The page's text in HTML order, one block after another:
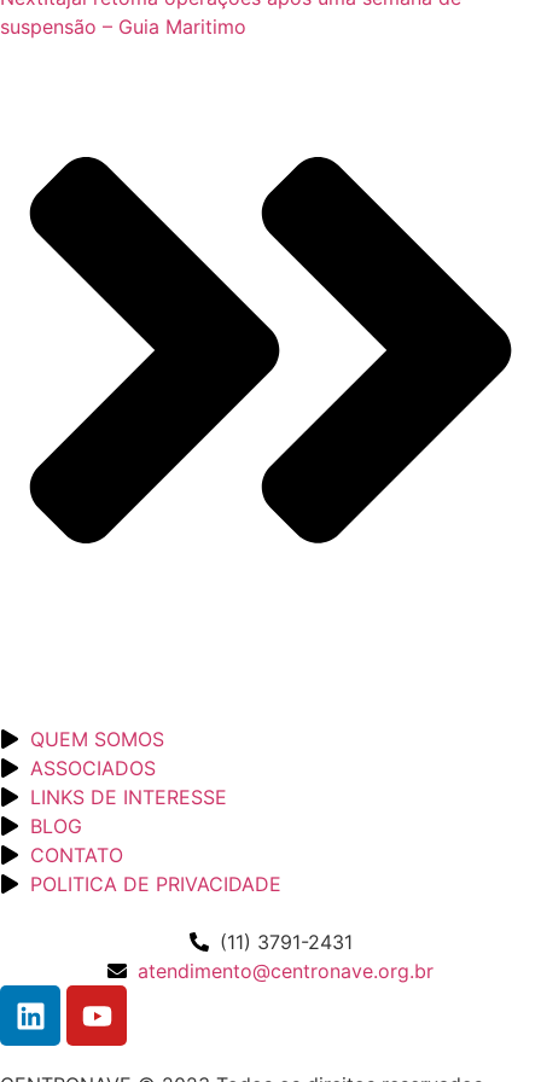
suspensão – Guia Maritimo
QUEM SOMOS
ASSOCIADOS
LINKS DE INTERESSE
BLOG
CONTATO
POLITICA DE PRIVACIDADE
(11) 3791-2431
atendimento@centronave.org.br